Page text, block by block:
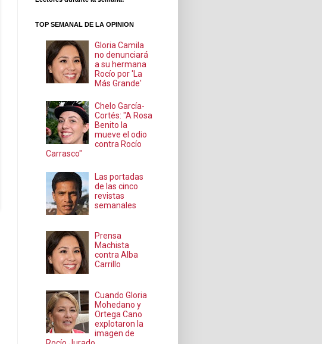
TOP SEMANAL DE LA OPINION
Gloria Camila
no denunciará
a su hermana
Rocío por 'La
Más Grande'
Chelo García-
Cortés: "A Rosa
Benito la
mueve el odio
contra Rocío
Carrasco"
Las portadas
de las cinco
revistas
semanales
Prensa
Machista
contra Alba
Carrillo
Cuando Gloria
Mohedano y
Ortega Cano
explotaron la
imagen de